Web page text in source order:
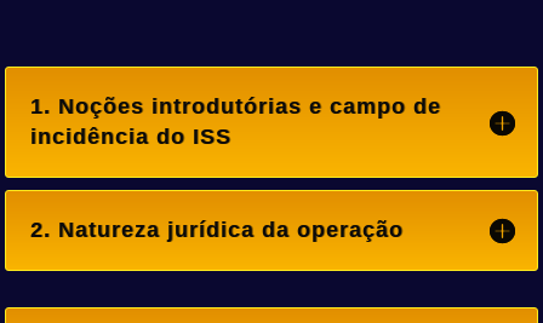
1. Noções introdutórias e campo de
incidência do ISS
2. Natureza jurídica da operação